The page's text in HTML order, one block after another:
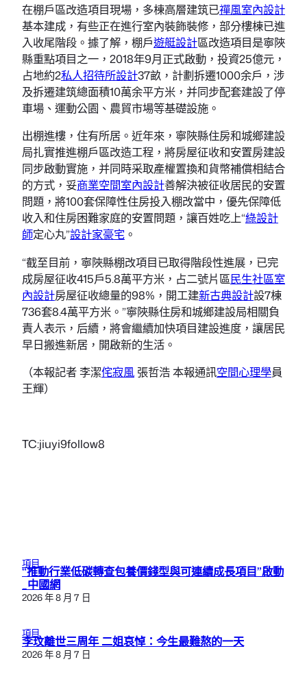
在棚戶區改造項目現場，多棟高層建筑已禪風室內設計
基本建成，有些正在進行室內裝飾裝修，部分樓棟已進
入收尾階段。據了解，棚戶遊艇設計區改造項目是寧陜
縣重點項目之一，2018年9月正式啟動，投資25億元，
占地約2私人招待所設計37畝，計劃拆遷1000余戶，涉
及拆遷建筑總面積10萬余平方米，并同步配套建設了停
車場、運動公園、農貿市場等基礎設施。
出棚進樓，住有所居。近年來，寧陜縣住房和城鄉建設
局扎實推進棚戶區改造工程，將房屋征收和安置房建設
同步啟動實施，并同時采取產權置換和貨幣補償相結合
的方式，妥商業空間室內設計善解決被征收居民的安置
問題，將100套保障性住房投入棚改當中，優先保障低
收入和住房困難家庭的安置問題，讓百姓吃上“綠設計
師定心丸”設計家豪宅 。
“截至目前，寧陜縣棚改項目已取得階段性進展，已完
成房屋征收415戶5.8萬平方米，占二號片區民生社區室
內設計房屋征收總量的98%，開工建新古典設計設7棟
736套8.4萬平方米。”寧陜縣住房和城鄉建設局相關負
責人表示，后續，將會繼續加快項目建設進度，讓居民
早日搬進新居，開啟新的生活。
（本報記者 李潔侘寂風 張哲浩 本報通訊空間心理學員
王輝）
TC:jiuyi9follow8
項目
“推動行業低碳轉查包養價錢型與可連續成長項目”啟動
_中國網
2026 年 8 月 7 日
項目
李玟離世三周年 二姐哀悼：今生最難熬的一天
2026 年 8 月 7 日